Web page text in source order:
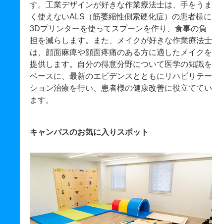
す。工業デザインが好きな作業療法士は、手をうま
く使えないALS（筋萎縮性側索硬化症）の患者様に
3Dプリンターを使ってスプーンを作り、食事の負
担を減らします。また、メイクが好きな作業療法士
は、顔面麻痺や顔面疼痛のある方に適したメイクを
提供します。自分の得意分野について医学の知識を
ベースに、最新のエビデンスとともにリハビリテー
ション治療を行い、患者様の健康改善に役立ててい
ます。
キャンパスのお気に入りスポット